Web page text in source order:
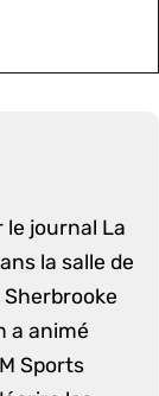
le journal La
la salle de
Sherbrooke
a animé
Sports